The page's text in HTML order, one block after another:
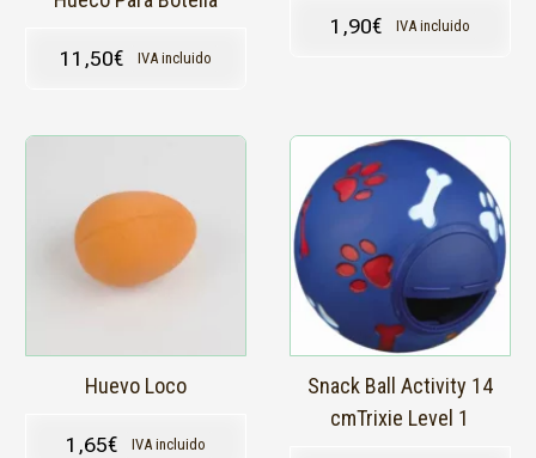
11,50€ IVA incluido
1,90€ IVA incluido
Huevo Loco
1,65€ IVA incluido
Snack Ball Activity 14
cmTrixie Level 1